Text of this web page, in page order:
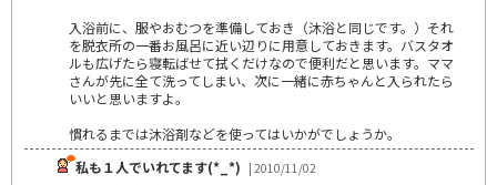
入浴前に、服やおむつを準備しておき（沐浴と同じです。）それ
を脱衣所の一番お風呂に近い辺りに用意しておきます。バスタオ
ルも広げたら寝転ばせて拭くだけなので便利だと思います。ママ
さんが先に全て洗ってしまい、次に一緒に赤ちゃんと入られたら
いいと思いますよ。
慣れるまでは沐浴剤などを使ってはいかがでしょうか。
私も１人でいれてます(*_*) | 2010/11/02